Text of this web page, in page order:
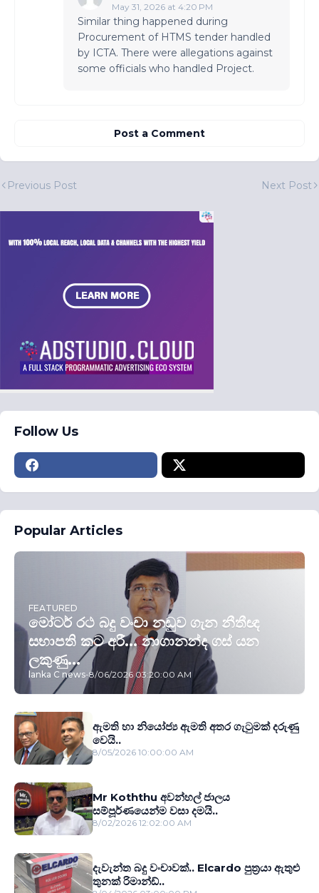
May 31, 2026 at 4:20 PM
Similar thing happened during
Procurement of HTMS tender handled
by ICTA. There were allegations against
some officials who handled Project.
Post a Comment
Previous Post Next Post
Follow Us
Popular Articles
FEATURED
මෝටර් රථ බදු වංචා නඩුව ගැන නීතීඥ
සභාපති කට අරී... නාගානන්ද ගස් යන
ලකුණු...
lanka C news-8/06/2026 03:20:00 AM
ඇමති හා නියෝජ්‍ය ඇමති අතර ගැටුමක් දරුණු
වෙයි..
8/05/2026 10:00:00 AM
Mr Koththu අවන්හල් ජාලය
සම්පූර්ණයෙන්ම වසා දමයි..
8/02/2026 12:02:00 AM
දැවැන්ත බදු වංචාවක්.. Elcardo පුත‍්‍රයා ඇතුළු
තුනක් රිමාන්ඩ්..